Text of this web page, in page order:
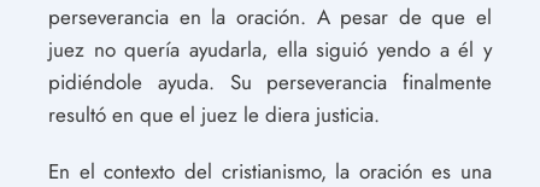
perseverancia en la oración. A pesar de que el
juez no quería ayudarla, ella siguió yendo a él y
pidiéndole ayuda. Su perseverancia finalmente
resultó en que el juez le diera justicia.
En el contexto del cristianismo, la oración es una